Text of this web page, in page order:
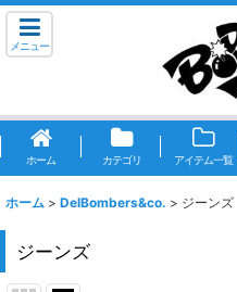
メニュー
ホーム カテゴリ アイテム一覧
ホーム > DelBombers&co. > ジーンズ
ジーンズ